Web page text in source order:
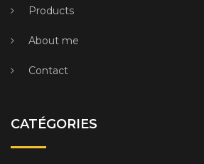
Products
About me
Contact
CATÉGORIES